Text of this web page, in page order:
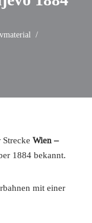
Wien –
1884 bekannt.
mit einer